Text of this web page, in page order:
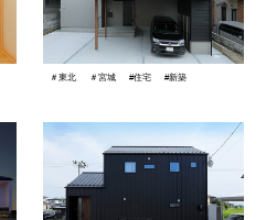
＃東北 ＃宮城 #住宅 #新築